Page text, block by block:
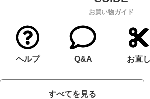
お買い物ガイド
ヘルプ Q&A お直し
すべてを見る